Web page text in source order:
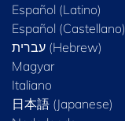
Español (Latino)
Español (Castellano)
Magyar
Italiano
日本語 (Japanese)